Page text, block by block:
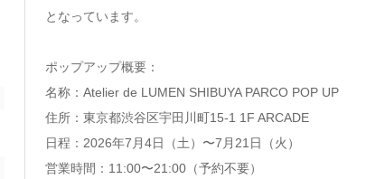
となっています。
ポップアップ概要：
名称：Atelier de LUMEN SHIBUYA PARCO POP UP
住所：東京都渋谷区宇田川町15-1 1F ARCADE
日程：2026年7月4日（土）〜7月21日（火）
営業時間：11:00〜21:00（予約不要）